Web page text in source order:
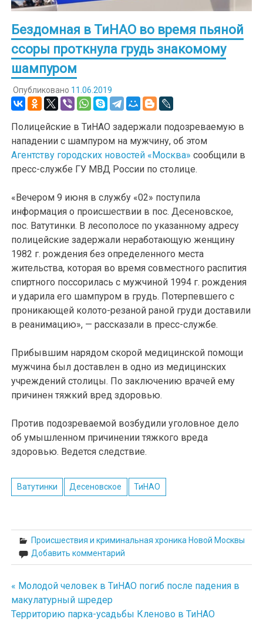
Бездомная в ТиНАО во время пьяной
ссоры проткнула грудь знакомому
шампуром
Опубликовано 11.06.2019
Полицейские в ТиНАО задержали подозреваемую в
нападении с шампуром на мужчину, об этом
Агентству городских новостей «Москва» сообщили в
пресс-службе ГУ МВД России по столице.
«Вечером 9 июня в службу «02» поступила
информация о происшествии в пос. Десеновское,
пос. Ватутинки. В лесополосе по указанному адресу
полицейские задержали неработающую женщину
1982 г. рождения без определенного места
жительства, которая во время совместного распития
спиртного поссорилась с мужчиной 1994 г. рождения
и ударила его шампуром в грудь. Потерпевшего с
проникающей колото-резаной раной груди доставили
в реанимацию», — рассказали в пресс-службе.
Прибывшим нарядом скорой медицинской помощи
мужчина был доставлен в одно из медицинских
учреждений столицы. По заключению врачей ему
причинен тяжкий вред здоровью.
Против подозреваемой возбудили уголовное дело
об умышленном причинении тяжкого вреда
здоровью. Ведется следствие.
Ватутинки Десеновское ТиНАО
Происшествия и криминальная хроника Новой Москвы
Добавить комментарий
Навигация
по
« Молодой человек в ТиНАО погиб после падения в
макулатурный шредер
Территорию парка-усадьбы Кленово в ТиНАО